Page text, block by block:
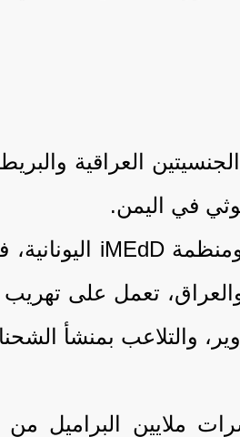
العراقية
في اليمن.
تعمل على تهريب
والتلاعب بمنشأ
ملايين البراميل